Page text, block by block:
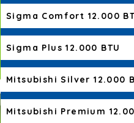
Sigma Comfort 12.000
Sigma Plus 12.000 BTU
Mitsubishi Silver 12.000